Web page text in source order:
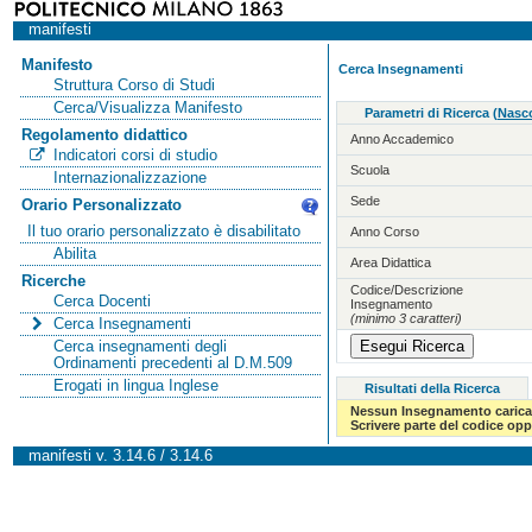
manifesti
Manifesto
Struttura Corso di Studi
Cerca/Visualizza Manifesto
Regolamento didattico
Indicatori corsi di studio
Internazionalizzazione
Orario Personalizzato
Il tuo orario personalizzato è disabilitato
Abilita
Ricerche
Cerca Docenti
Cerca Insegnamenti
Cerca insegnamenti degli
Ordinamenti precedenti al D.M.509
Erogati in lingua Inglese
Cerca Insegnamenti
Parametri di Ricerca (
Anno Accademico
Scuola
Sede
Anno Corso
Area Didattica
Codice/Descrizione
Insegnamento
(minimo 3 caratteri)
Risultati della Ricerca
Nessun Insegnamento
Scrivere parte del codice
manifesti v. 3.14.6 / 3.14.6